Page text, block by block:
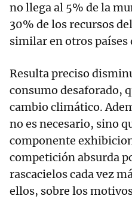
no llega al 5% de la
30% de los recursos
similar en otros países
Resulta preciso
consumo desaforado,
cambio climático.
no es necesario, sino
componente
competición absurda
rascacielos cada vez
ellos, sobre los